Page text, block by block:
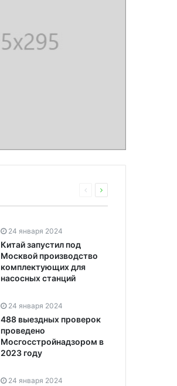
24 января 2024
Китай запустил под
Москвой производство
комплектующих для
насосных станций
24 января 2024
488 выездных проверок
проведено
Мосгосстройнадзором в
2023 году
24 января 2024